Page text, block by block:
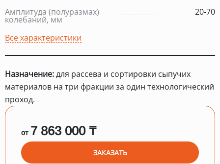
Амплитуда (полуразмах)
колебаний, мм
20-70
Все характеристики
Назначение:для рассева и сортировки сыпучих
материалов на три фракции за один технологический
проход.
от 7 863 000 ₸
ЗАКАЗАТЬ